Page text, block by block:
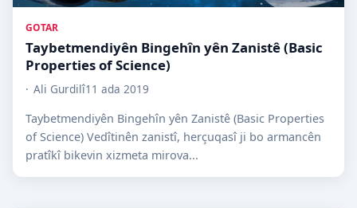
GOTAR
Taybetmendiyên Bingehîn yên Zanistê (Basic
Properties of Science)
Ali Gurdilî11 ada 2019
Taybetmendiyên Bingehîn yên Zanistê (Basic Properties
of Science) Vedîtinên zanistî, herçuqasî ji bo armancên
pratîkî bikevin xizmeta mirova...